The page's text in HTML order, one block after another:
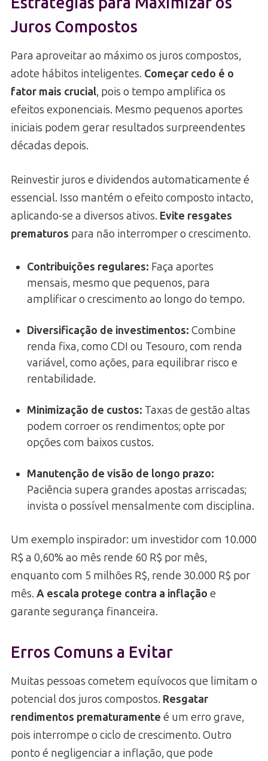
Juros Compostos
Para aproveitar ao máximo os juros compostos,
adote hábitos inteligentes. Começar cedo é o
fator mais crucial, pois o tempo amplifica os
efeitos exponenciais. Mesmo pequenos aportes
iniciais podem gerar resultados surpreendentes
décadas depois.
Reinvestir juros e dividendos automaticamente é
essencial. Isso mantém o efeito composto intacto,
aplicando-se a diversos ativos. Evite resgates
prematuros para não interromper o crescimento.
Contribuições regulares: Faça aportes
mensais, mesmo que pequenos, para
amplificar o crescimento ao longo do tempo.
Diversificação de investimentos: Combine
renda fixa, como CDI ou Tesouro, com renda
variável, como ações, para equilibrar risco e
rentabilidade.
Minimização de custos: Taxas de gestão altas
podem corroer os rendimentos; opte por
opções com baixos custos.
Manutenção de visão de longo prazo:
Paciência supera grandes apostas arriscadas;
invista o possível mensalmente com disciplina.
Um exemplo inspirador: um investidor com 10.000
R$ a 0,60% ao mês rende 60 R$ por mês,
enquanto com 5 milhões R$, rende 30.000 R$ por
mês. A escala protege contra a inflação e
garante segurança financeira.
Erros Comuns a Evitar
Muitas pessoas cometem equívocos que limitam o
potencial dos juros compostos. Resgatar
rendimentos prematuramente é um erro grave,
pois interrompe o ciclo de crescimento. Outro
ponto é negligenciar a inflação, que pode